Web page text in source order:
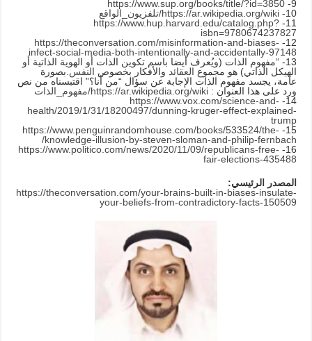
9-
https://www.sup.org/books/title/?id=3850
10-
https://ar.wikipedia.org/wiki/تلفزيون_الواقع
11-
https://www.hup.harvard.edu/catalog.php?
isbn=9780674237827
12-
https://theconversation.com/misinformation-and-biases-
infect-social-media-both-intentionally-and-accidentally-97148
13- “مفهوم الذات (ويُعرف أيضا باسم تكوين الذات أو الهوية الذاتية أو
الهيكل الذاتي) هو مجموع العقائد والأفكار بخصوص النفس.بصورة
عامة، يجسد مفهوم الذات الإجابة عن سؤال “من أنا؟” اقتبسناه من نص
ورد على هذا العنوان :https://ar.wikipedia.org/wiki/مفهوم_الذات
14-
https://www.vox.com/science-and-
health/2019/1/31/18200497/dunning-kruger-effect-explained-
trump
15-
https://www.penguinrandomhouse.com/books/533524/the-
knowledge-illusion-by-steven-sloman-and-philip-fernbach/
16-
https://www.politico.com/news/2020/11/09/republicans-free-
fair-elections-435488
المصدر الرئيسي:
https://theconversation.com/your-brains-built-in-biases-insulate-
your-beliefs-from-contradictory-facts-150509